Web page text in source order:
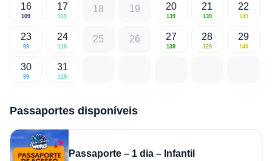
16
109
17
119
18 19 20
139
21
139
22
149
23
99
24
119
25 26 27
139
28
129
29
149
30
99
31
119
Passaportes disponíveis
Passaporte – 1 dia – Infantil